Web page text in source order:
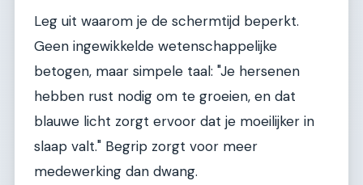
Leg uit waarom je de schermtijd beperkt.
Geen ingewikkelde wetenschappelijke
betogen, maar simpele taal: "Je hersenen
hebben rust nodig om te groeien, en dat
blauwe licht zorgt ervoor dat je moeilijker in
slaap valt." Begrip zorgt voor meer
medewerking dan dwang.